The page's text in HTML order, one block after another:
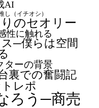
AI
し（イチオシ）
のセオリー
性に触れる
─僕らは空間
ターの背景
裏での奮闘記
レポ
ろう─商売